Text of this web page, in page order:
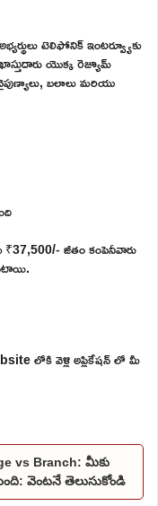
టెలిఫోనిక్ ఇంటర్వ్యూకు
యొక్క రెజ్యూమ్
బలాలు మరియు
₹37,500/- జీతం కంపెనీవారు
లోకి వెళ్లి అప్లికేషన్ లో మీ
vs Branch: మీకు
వెంటనే తెలుసుకోండి